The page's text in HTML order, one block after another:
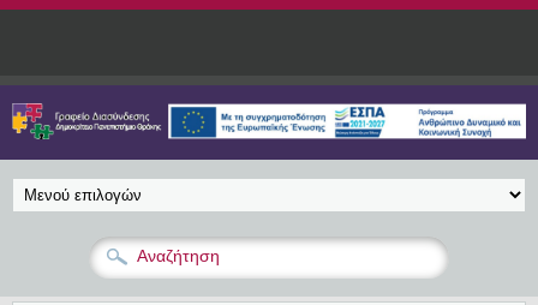
Παράκαμψη προς το κυρίως περιεχόμενο